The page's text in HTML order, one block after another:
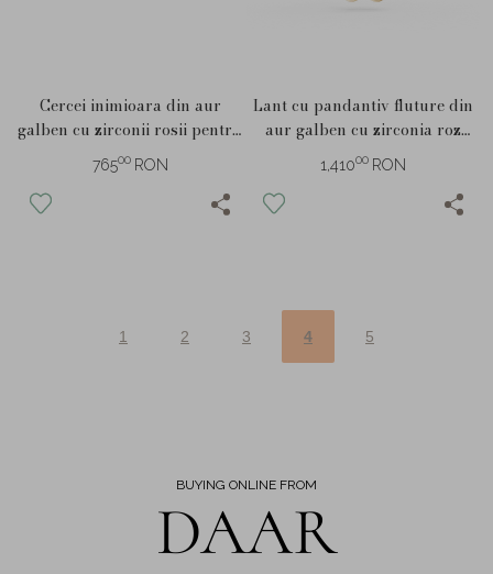
Cercei inimioara din aur
galben cu zirconii rosii pentru
copii
76500 RON
Lant cu pandantiv fluture din
aur galben cu zirconia roz
pentru copii
1,41000 RON
1 2 3 4 5
BUYING ONLINE FROM
DAAR